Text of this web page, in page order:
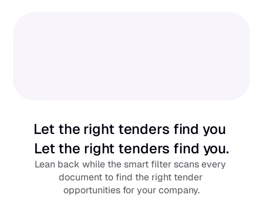
Let the right tenders find you
Let the right tenders find you.
Lean back while the smart filter scans every
document to find the right tender
opportunities for your company.